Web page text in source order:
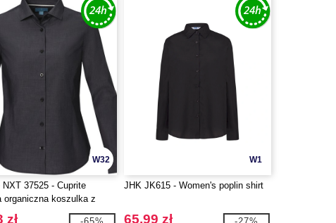
W32
NXT 37525 - Cuprite
organiczna koszulka z
z certyfikatem
zł
W1
JHK JK615 - Women's poplin shirt
65,99 zł